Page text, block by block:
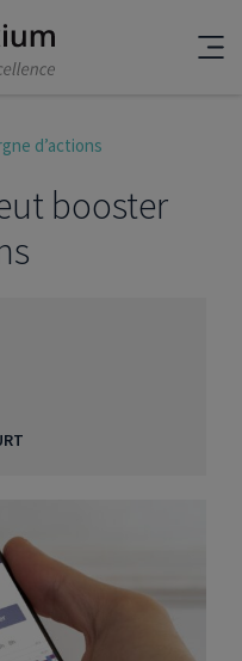
d’actions
booster